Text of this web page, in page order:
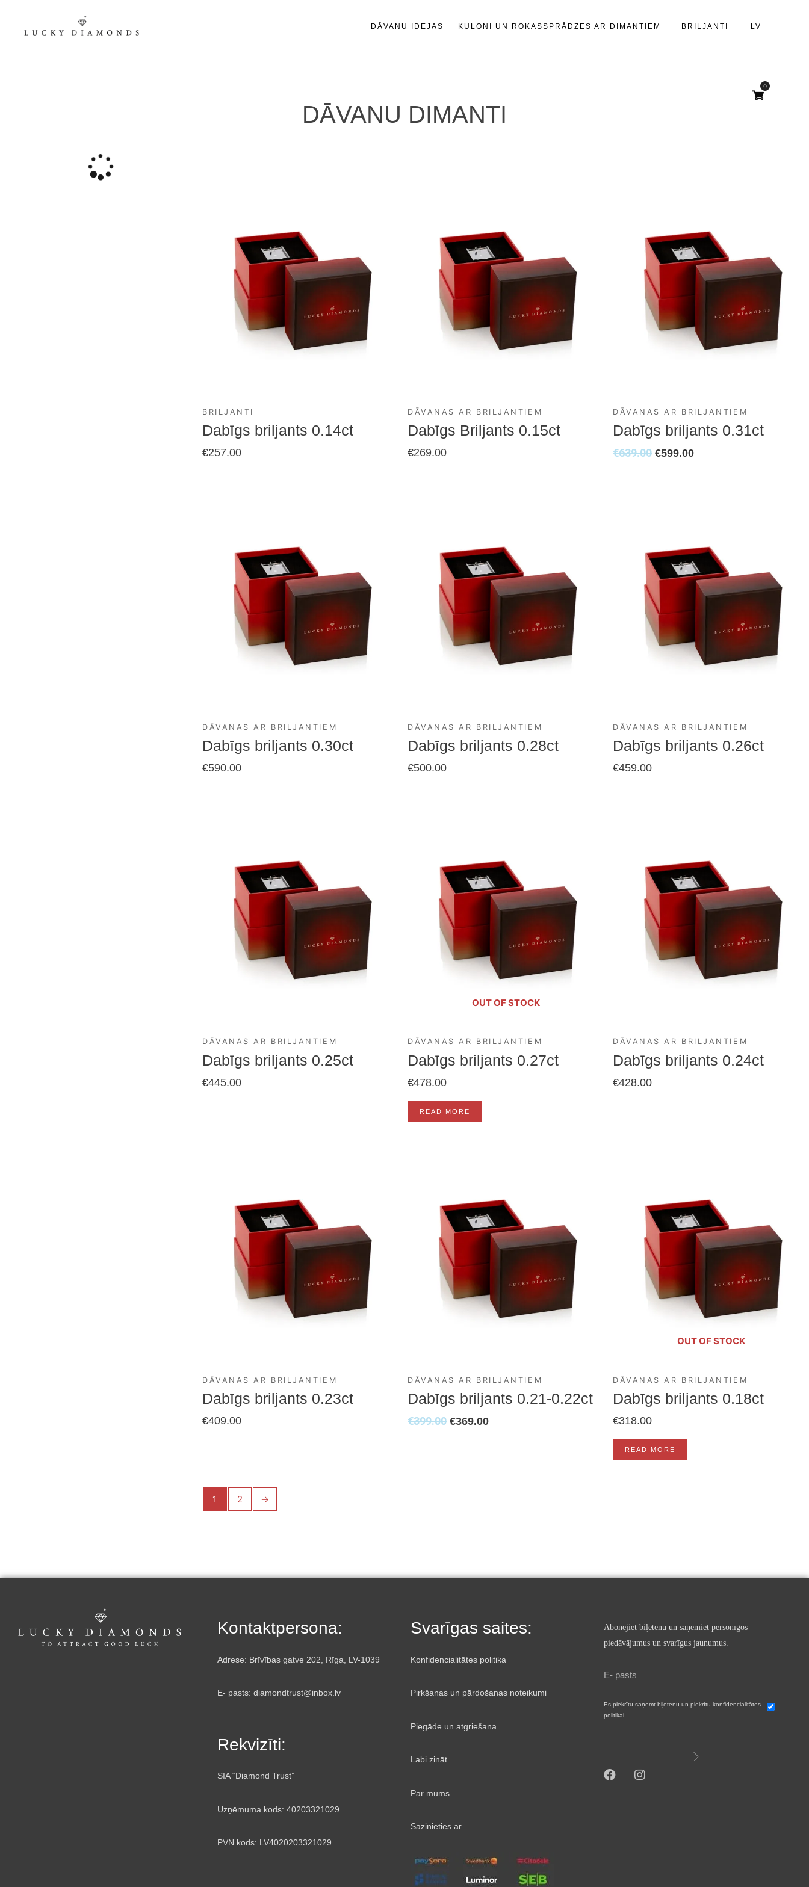
DĀVANU IDEJAS KULONI UN ROKASSPRĀDZES AR DIMANTIEM BRILJANTI LV
DĀVANU DIMANTI
BRILJANTI
Dabīgs briljants 0.14ct
€257.00
DĀVANAS AR BRILJANTIEM
Dabīgs Briljants 0.15ct
€269.00
DĀVANAS AR BRILJANTIEM
Dabīgs briljants 0.31ct
€639.00 €599.00
DĀVANAS AR BRILJANTIEM
Dabīgs briljants 0.30ct
€590.00
DĀVANAS AR BRILJANTIEM
Dabīgs briljants 0.28ct
€500.00
DĀVANAS AR BRILJANTIEM
Dabīgs briljants 0.26ct
€459.00
DĀVANAS AR BRILJANTIEM
Dabīgs briljants 0.25ct
€445.00
OUT OF STOCK
DĀVANAS AR BRILJANTIEM
Dabīgs briljants 0.27ct
€478.00
READ MORE
DĀVANAS AR BRILJANTIEM
Dabīgs briljants 0.24ct
€428.00
DĀVANAS AR BRILJANTIEM
Dabīgs briljants 0.23ct
€409.00
DĀVANAS AR BRILJANTIEM
Dabīgs briljants 0.21-0.22ct
€399.00 €369.00
OUT OF STOCK
DĀVANAS AR BRILJANTIEM
Dabīgs briljants 0.18ct
€318.00
READ MORE
1 2 →
Kontaktpersona:
Adrese: Brīvības gatve 202, Rīga, LV-1039
E- pasts: diamondtrust@inbox.lv
Rekvizīti:
SIA “Diamond Trust”
Uzņēmuma kods: 40203321029
PVN kods: LV4020203321029
Svarīgas saites:
Konfidencialitātes politika
Pirkšanas un pārdošanas noteikumi
Piegāde un atgriešana
Labi zināt
Par mums
Sazinieties ar
Abonējiet biļetenu un saņemiet personīgos
piedāvājumus un svarīgus jaunumus.
Es piekrītu saņemt biļetenu un piekrītu konfidencialitātes
politikai
0